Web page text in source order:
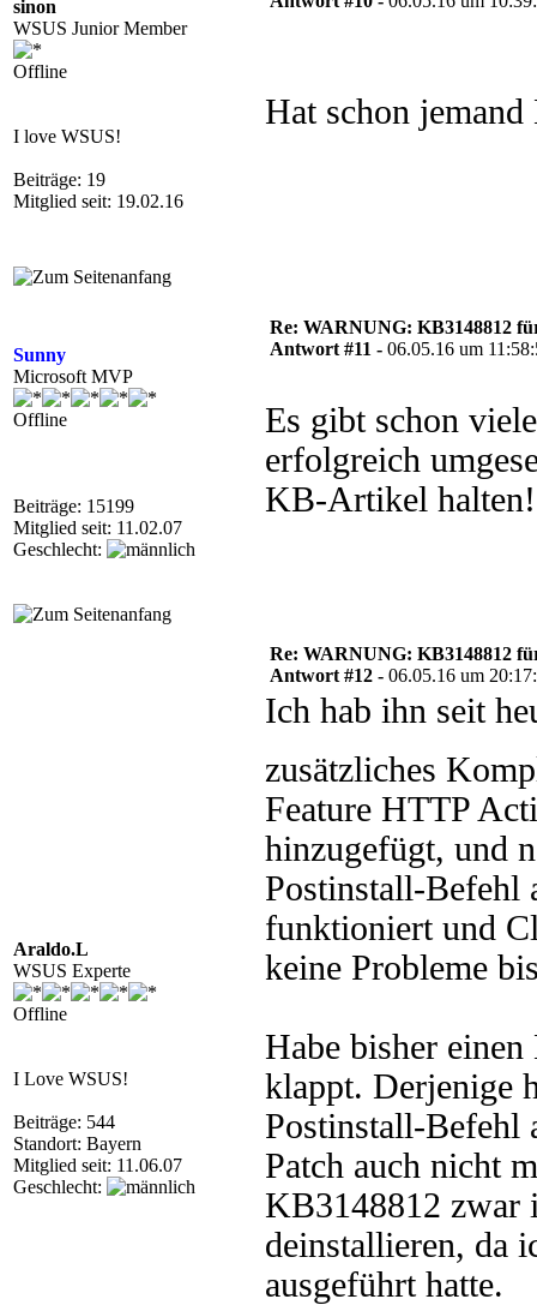
sinon
WSUS Junior Member
Offline
I love WSUS!
Beiträge: 19
Mitglied seit: 19.02.16
Hat schon
Sunny
Microsoft MVP
Offline
Beiträge: 15199
Mitglied seit: 11.02.07
Geschlecht:
Re: WARNUNG: KB3148812
Antwort #11 - 06.05.16 um
Es gibt schon
erfolgreich
KB-Artikel halten!
Araldo.L
WSUS Experte
Offline
I Love WSUS!
Beiträge: 544
Standort: Bayern
Mitglied seit: 11.06.07
Geschlecht:
Re: WARNUNG: KB3148812
Antwort #12 - 06.05.16 um
Ich hab ihn seit
zusätzliches
Feature HTTP
hinzugefügt, und
Postinstall-Befehl
funktioniert und
keine Probleme
Habe bisher
klappt. Derjenige
Postinstall-Befehl
Patch auch nicht
KB3148812 zwar
deinstallieren, da
ausgeführt hatte.